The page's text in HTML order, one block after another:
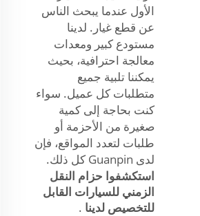
الأول عندما يبحث الناس
عن قطع غيار. لدينا
مستودع كبير ومعدات
معالجة احترافية، بحيث
يمكننا تلبية جميع
متطلبات كل عميل. سواء
كنت بحاجة إلى كمية
صغيرة من الأحزمة أو
طلبات لتعدد المواقع، فإن
لدى Guanpin كل ذلك.
استكشفوا حزام النقل
الزمني للسيارات القابل
للتخصيص لدينا .